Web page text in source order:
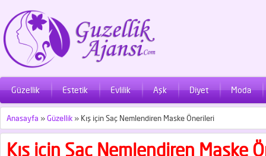
Güzellik Estetik Evlilik Aşk Diyet Moda
Anasayfa »Güzellik » Kış için Saç Nemlendiren Maske Önerileri
Kış için Saç Nemlendiren Maske